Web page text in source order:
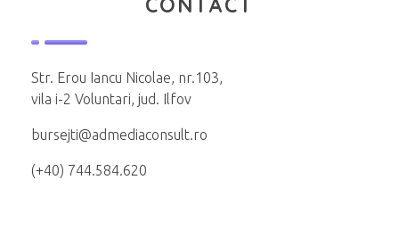
Str. Erou Iancu Nicolae, nr.103,
vila i-2 Voluntari, jud. Ilfov
bursejti@admediaconsult.ro
(+40) 744.584.620